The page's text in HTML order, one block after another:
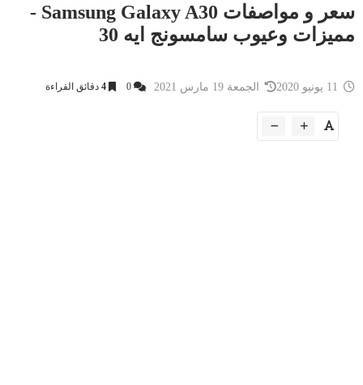
سعر و مواصفات Samsung Galaxy A30 -
مميزات وعيوب سامسونج ايه 30
الجمعة 19 مارس 2021 0
4 دقائق القراءة